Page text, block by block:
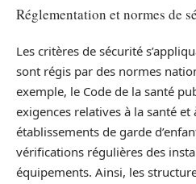
Réglementation et normes de
Les critères de sécurité
sont régis par des normes
exemple, le Code de la santé
exigences relatives à la santé et
établissements de garde
vérifications régulières des
équipements. Ainsi, les